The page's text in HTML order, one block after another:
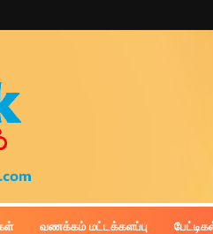
வணக்கம் மட்டக்களப்பு